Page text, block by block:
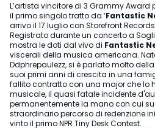
L’artista vincitore di 3 Grammy Award
il primo singolo tratto da ‘Fantastic
arrivo il 17 luglio con Storefront
Registrato durante un concerto a
mostra le doti dal vivo di Fantastic
viscerali della musica americana.
Ddphrepaulezz, si è parlato molto
suoi primi anni di crescita in una
fallito contratto con una major che lo
musicale, il quasi fatale incidente
permanentemente la mano con cui
straordinario percorso di redenzione
vinto il primo NPR Tiny Desk Contest.